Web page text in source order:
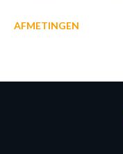
AFMETINGEN